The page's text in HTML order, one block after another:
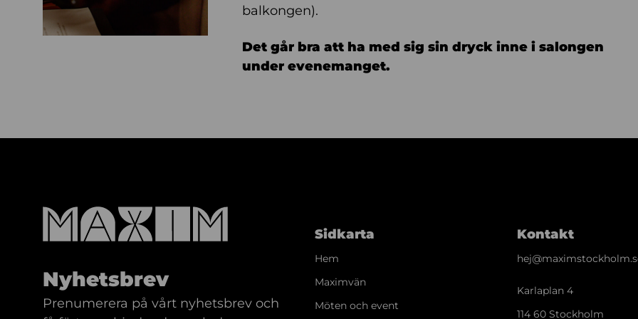
balkongen).
Det går bra att ha med sig sin dryck inne i salongen
under evenemanget.
Nyhetsbrev
Prenumerera på vårt nyhetsbrev och
Sidkarta
Hem
Maximvän
Möten och event
Kontakt
Karlaplan 4
114 60 Stockholm